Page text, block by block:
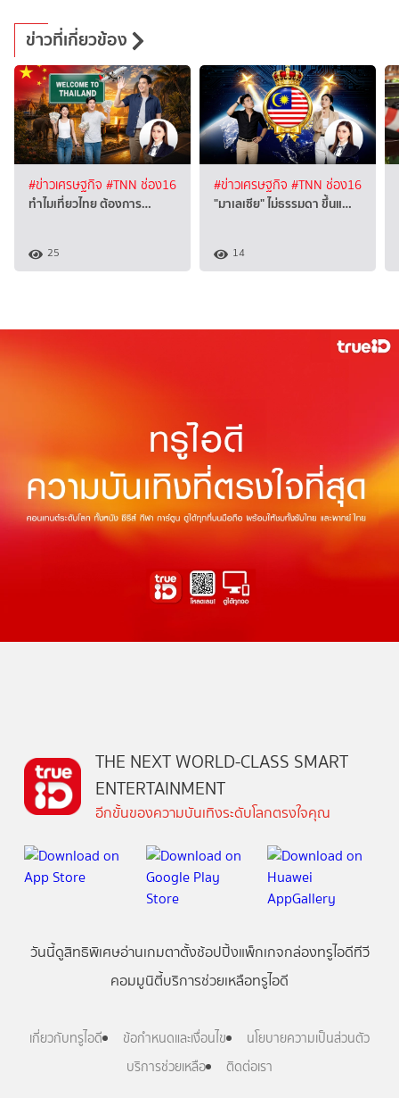
ข่าวที่เกี่ยวข้อง
#ข่าวเศรษฐกิจ #TNN ช่อง16
ทำไมเที่ยวไทย ต้องการ…
25
#ข่าวเศรษฐกิจ #TNN ช่อง16
"มาเลเซีย" ไม่ธรรมดา ขึ้นแ…
14
THE NEXT WORLD-CLASS SMART
ENTERTAINMENT
อีกขั้นของความบันเทิงระดับโลกตรงใจคุณ
วันนี้ดูสิทธิพิเศษอ่านเกมตาตั้งช้อปปิ้งแพ็กเกจกล่องทรูไอดีทีวี
คอมมูนิตี้บริการช่วยเหลือทรูไอดี
เกี่ยวกับทรูไอดี ข้อกำหนดและเงื่อนไข
นโยบายความเป็นส่วนตัว
บริการช่วยเหลือ
ติดต่อเรา